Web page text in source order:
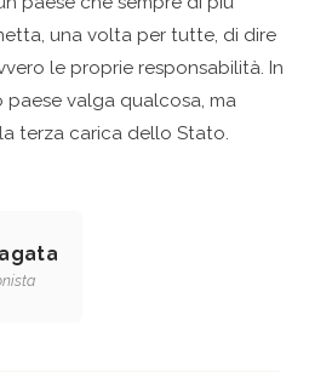
una volta per tutte, di dire
le proprie responsabilità. In
valga qualcosa, ma
terza carica dello Stato.